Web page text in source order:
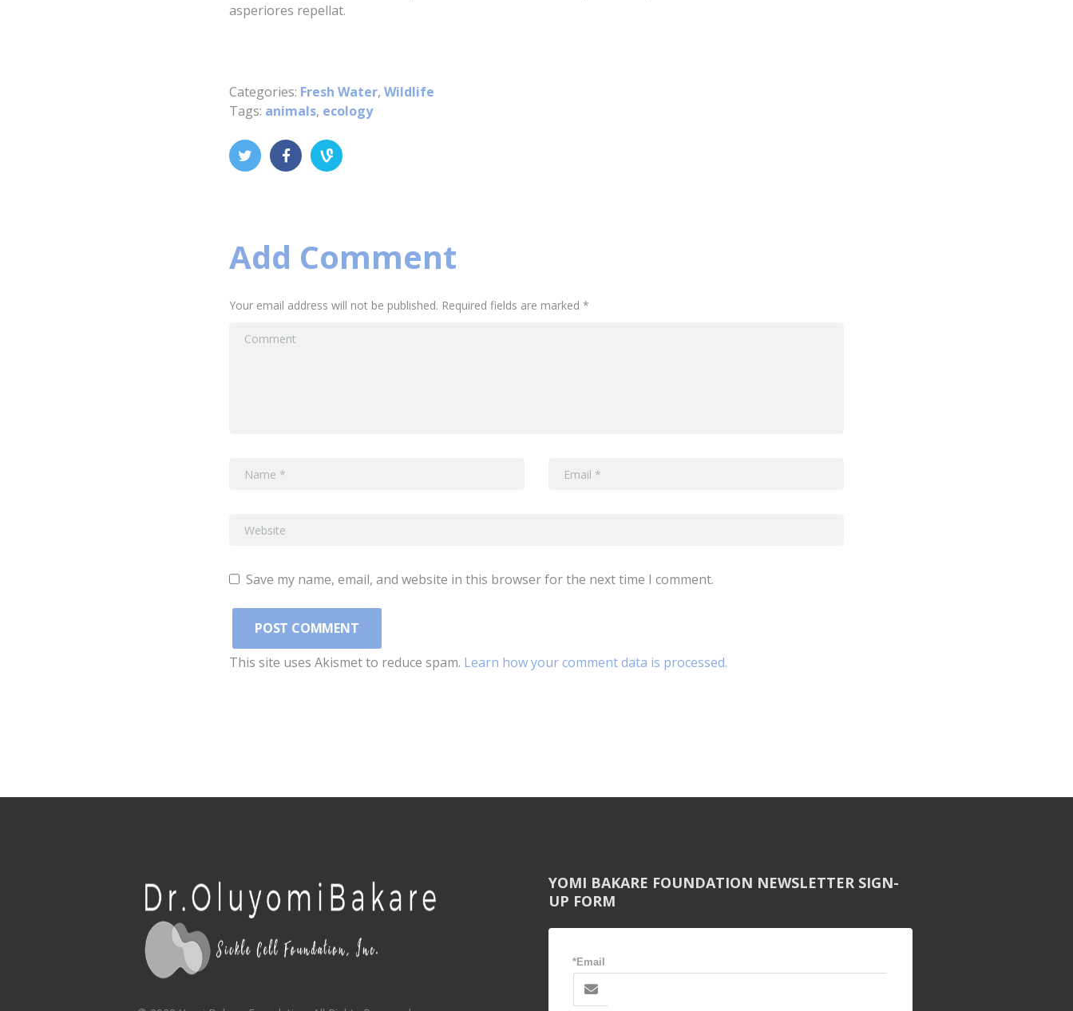
asperiores repellat.
Categories: Fresh Water, Wildlife
Tags: animals, ecology
Add Comment
Your email address will not be published. Required fields are marked *
Save my name, email, and website in this browser for the next time I comment.
This site uses Akismet to reduce spam. Learn how your comment data is processed.
YOMI BAKARE FOUNDATION NEWSLETTER SIGN-
UP FORM
*Email